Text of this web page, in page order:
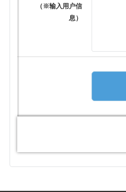
（※输入用户信
息）